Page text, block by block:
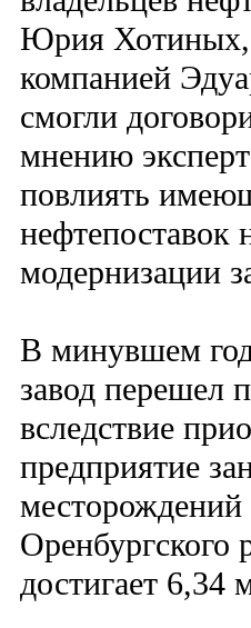
Юрия Хотиных,
компанией
смогли
мнению
повлиять
нефтепоставок
модернизации
В минувшем
завод перешел
вследствие
предприятие
месторождений
достигает 6,34